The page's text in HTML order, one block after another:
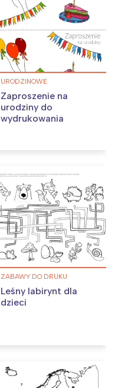
URODZINOWE
Zaproszenie na
urodziny do
wydrukowania
ZABAWY DO DRUKU
Leśny labirynt dla
dzieci